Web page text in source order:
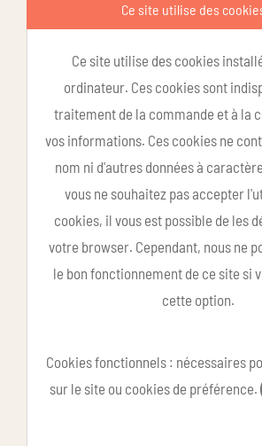
Ce site utilise des
Ce site utilise des cookies
ordinateur. Ces cookies sont
traitement de la commande et à la
vos informations. Ces cookies ne
nom ni d'autres données à
vous ne souhaitez pas accepter
cookies, il vous est possible de les
votre browser. Cependant, nous ne
le bon fonctionnement de ce site si
cette option.
Cookies fonctionnels : nécessaires
sur le site ou cookies de préférence.